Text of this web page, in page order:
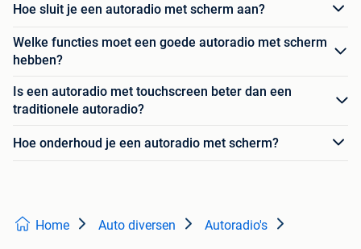
Hoe sluit je een autoradio met scherm aan?
Welke functies moet een goede autoradio met scherm
hebben?
Is een autoradio met touchscreen beter dan een
traditionele autoradio?
Hoe onderhoud je een autoradio met scherm?
Home Auto diversen Autoradio's